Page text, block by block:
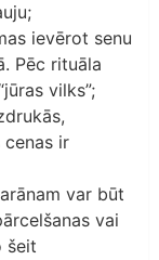
ievērot senu
Pēc rituāla
vilks”;
cenas ir
var būt
vai
šeit